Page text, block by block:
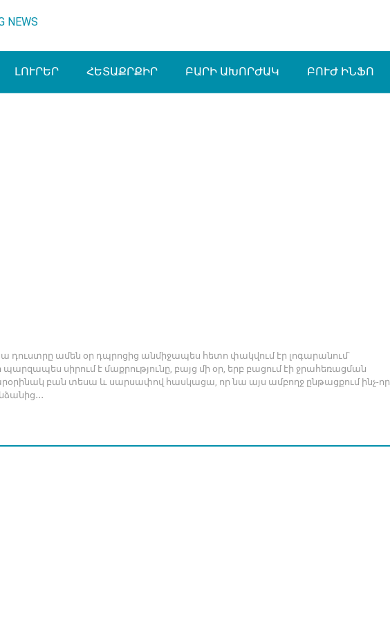
ԼՈՒՐԵՐ ՀԵՏԱՔՐՔԻՐ ԲԱՐԻ ԱԽՈՐԺԱԿ ԲՈՒԺ ԻՆՖՈ
դուստրը ամեն օր դպրոցից անմիջապես հետո փակվում էր լոգարանում՝
պարզապես սիրում է մաքրությունը, բայց մի օր, երբ բացում էի ջրահեռացման
բան տեսա և սարսափով հասկացա, որ նա այս ամբողջ ընթացքում ինչ-որ